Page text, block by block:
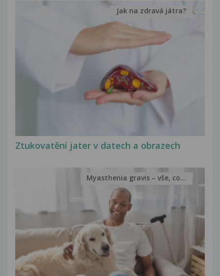
Ztukovatění jater v datech a obrazech
Jak na zdravá játra?
Myasthenia gravis – vše, co...